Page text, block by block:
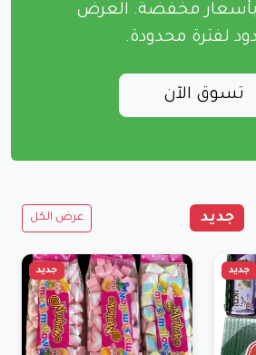
بأسعار مخفضة. العرض
لفترة محدودة.
تسوق الآن
جديد عرض الكل
جديد جديد